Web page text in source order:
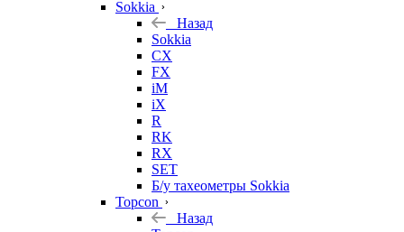
Sokkia
Назад
Sokkia
CX
FX
iM
iX
R
RK
RX
SET
Б/у тахеометры Sokkia
Topcon
Назад